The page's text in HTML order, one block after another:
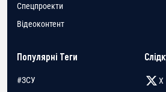
Спецпроекти
Відеоконтент
Популярні Теги
#ЗСУ
X